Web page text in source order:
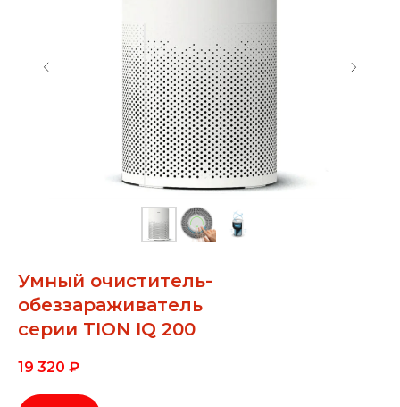
Умный очиститель-
обеззараживатель
серии TION IQ 200
19 320 ₽